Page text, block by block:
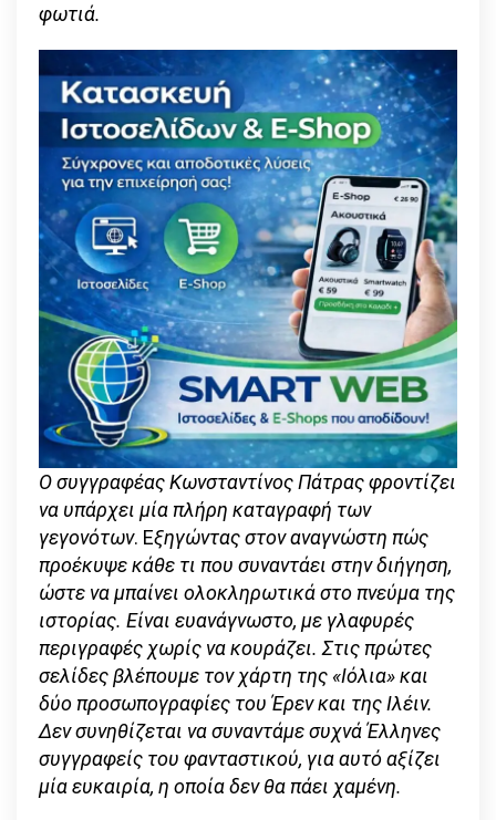
φωτιά.
Ο συγγραφέας Κωνσταντίνος Πάτρας φροντίζει
να υπάρχει μία πλήρη καταγραφή των
γεγονότων. Εξηγώντας στον αναγνώστη πώς
προέκυψε κάθε τι που συναντάει στην διήγηση,
ώστε να μπαίνει ολοκληρωτικά στο πνεύμα της
ιστορίας. Είναι ευανάγνωστο, με γλαφυρές
περιγραφές χωρίς να κουράζει. Στις πρώτες
σελίδες βλέπουμε τον χάρτη της «Ιόλια» και
δύο προσωπογραφίες του Έρεν και της Ιλέιν.
Δεν συνηθίζεται να συναντάμε συχνά Έλληνες
συγγραφείς του φανταστικού, για αυτό αξίζει
μία ευκαιρία, η οποία δεν θα πάει χαμένη.